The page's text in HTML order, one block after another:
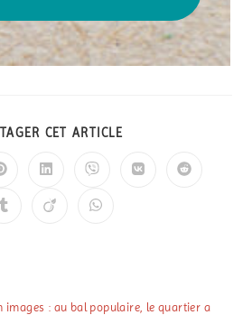
CET ARTICLE
images : au bal populaire, le quartier a